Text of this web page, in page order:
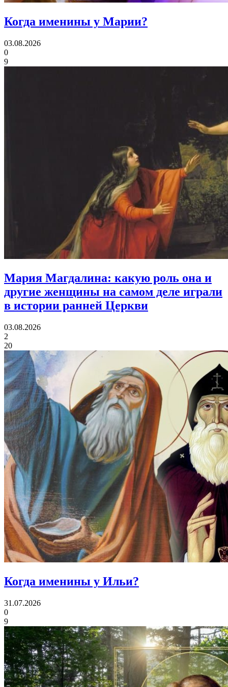
Когда именины у Марии?
03.08.2026
0
9
Мария Магдалина: какую роль она и
другие женщины на самом деле играли
в истории ранней Церкви
03.08.2026
2
20
Когда именины у Ильи?
31.07.2026
0
9